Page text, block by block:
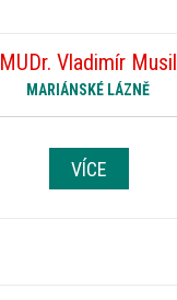
MUDr. Vladimír Musil
MARIÁNSKÉ LÁZNĚ
VÍCE